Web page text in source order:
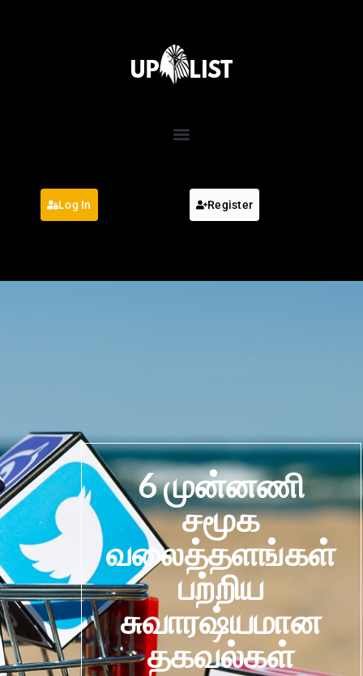
Log In Register
6 முன்னணி
சமூக
வலைத்தளங்கள்
பற்றிய
சுவாரஷ்யமான
தகவல்கள்